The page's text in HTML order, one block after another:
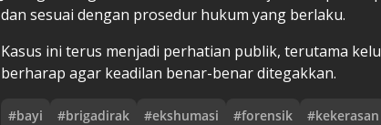
dan sesuai dengan prosedur hukum yang berlaku.
Kasus ini terus menjadi perhatian publik, terutama
berharap agar keadilan benar-benar ditegakkan.
#bayi #brigadirak #ekshumasi #forensik #kekerasan